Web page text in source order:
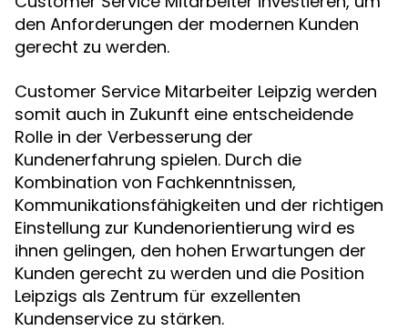
den Anforderungen der modernen Kunden
gerecht zu werden.
Customer Service Mitarbeiter Leipzig werden
somit auch in Zukunft eine entscheidende
Rolle in der Verbesserung der
Kundenerfahrung spielen. Durch die
Kombination von Fachkenntnissen,
Kommunikationsfähigkeiten und der richtigen
Einstellung zur Kundenorientierung wird es
ihnen gelingen, den hohen Erwartungen der
Kunden gerecht zu werden und die Position
Leipzigs als Zentrum für exzellenten
Kundenservice zu stärken.